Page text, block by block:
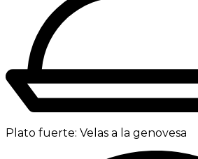
Plato fuerte: Velas a la genovesa